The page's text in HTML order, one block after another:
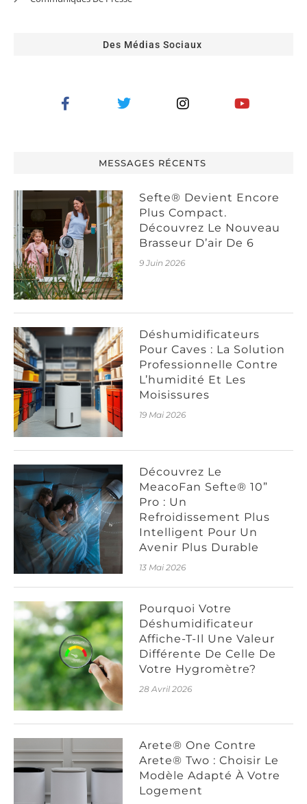
Des Médias Sociaux
MESSAGES RÉCENTS
Sefte® Devient Encore
Plus Compact.
Découvrez Le Nouveau
Brasseur D’air De 6
9 Juin 2026
Déshumidificateurs
Pour Caves : La Solution
Professionnelle Contre
L’humidité Et Les
Moisissures
19 Mai 2026
Découvrez Le
MeacoFan Sefte® 10”
Pro : Un
Refroidissement Plus
Intelligent Pour Un
Avenir Plus Durable
13 Mai 2026
Pourquoi Votre
Déshumidificateur
Affiche-T-Il Une Valeur
Différente De Celle De
Votre Hygromètre?
28 Avril 2026
Arete® One Contre
Arete® Two : Choisir Le
Modèle Adapté À Votre
Logement